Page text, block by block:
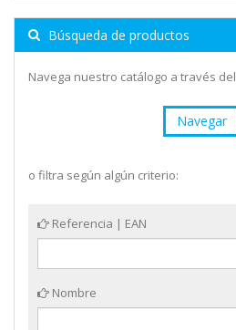
Búsqueda de productos
Navega nuestro catálogo a través
Navegar
o filtra según algún criterio:
Referencia | EAN
Nombre